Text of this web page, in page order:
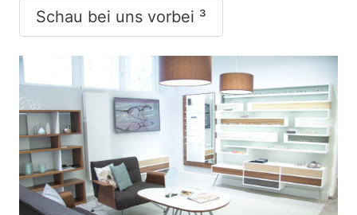
Schau bei uns vorbei ³